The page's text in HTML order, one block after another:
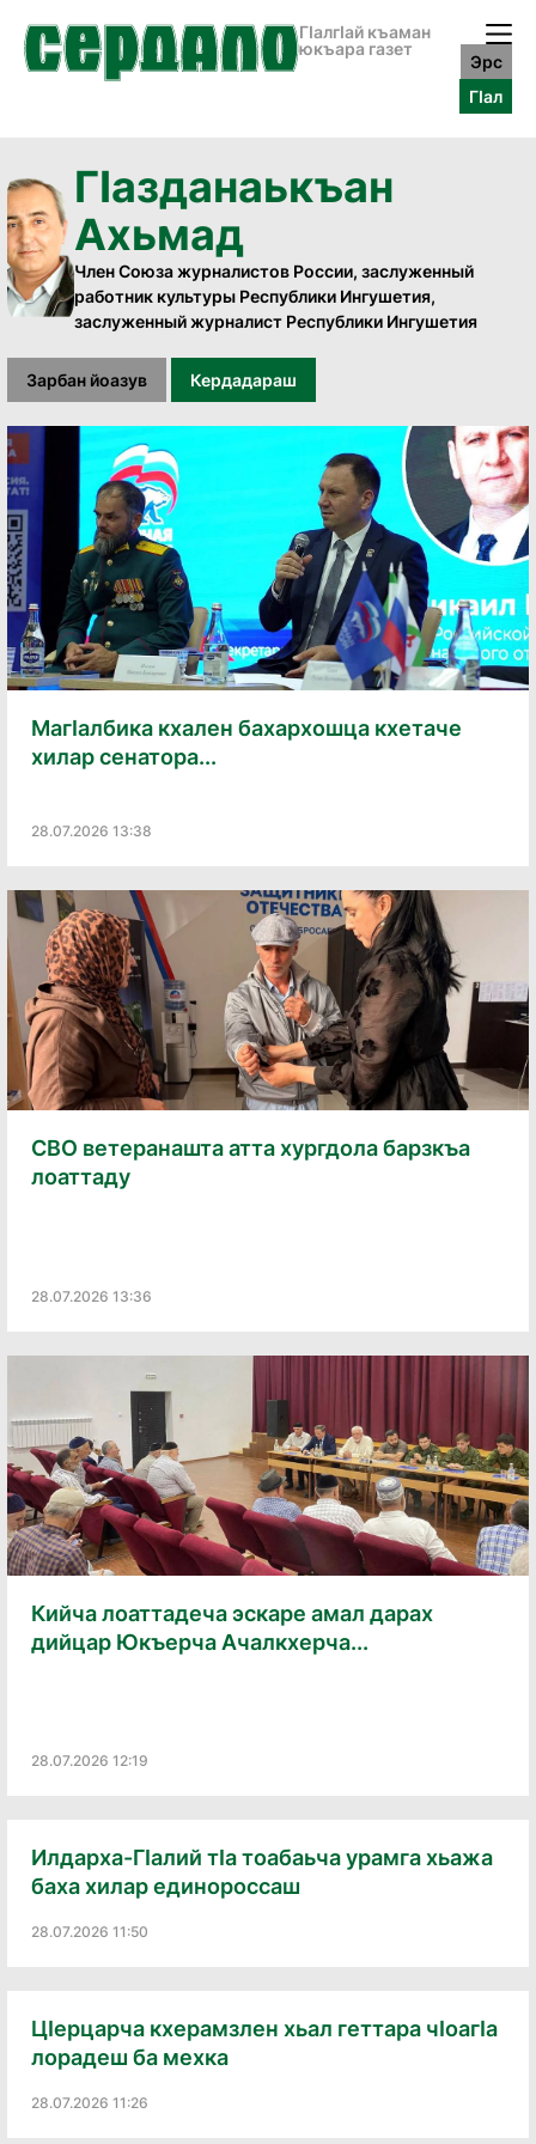
ГӀалгӀай къаман
юкъара газет
Эрс
ГӀал
Гӏазданаькъан
Ахьмад
Член Союза журналистов России, заслуженный
работник культуры Республики Ингушетия,
заслуженный журналист Республики Ингушетия
Зарбан йоазув Кердадараш
Магӏалбика кхален бахархошца кхетаче
хилар сенатора...
28.07.2026 13:38
СВО ветеранашта атта хургдола барзкъа
лоаттаду
28.07.2026 13:36
Кийча лоаттадеча эскаре амал дарах
дийцар Юкъерча Ачалкхерча...
28.07.2026 12:19
Илдарха-Гӏалий тӏа тоабаьча урамга хьажа
баха хилар единороссаш
28.07.2026 11:50
Цӏерцарча кхерамзлен хьал геттара чӏоагӏа
лорадеш ба мехка
28.07.2026 11:26